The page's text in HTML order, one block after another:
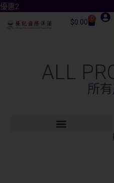
優惠2
$0.00 0
ALL
所